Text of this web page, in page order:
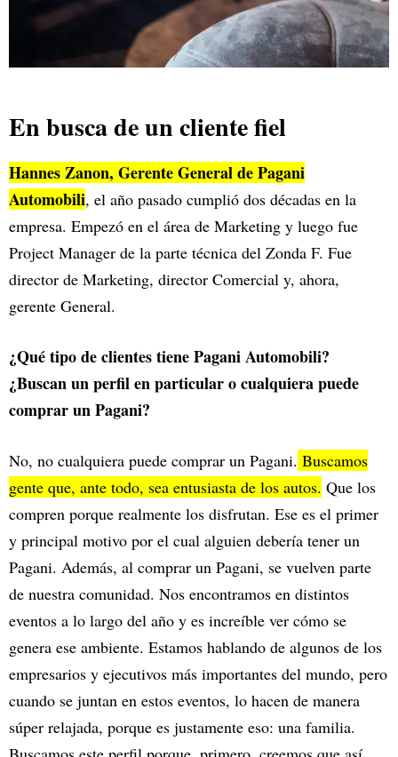
En busca de un cliente fiel
Hannes Zanon, Gerente General de Pagani
Automobili, el año pasado cumplió dos décadas en la
empresa. Empezó en el área de Marketing y luego fue
Project Manager de la parte técnica del Zonda F. Fue
director de Marketing, director Comercial y, ahora,
gerente General.
¿Qué tipo de clientes tiene Pagani Automobili?
¿Buscan un perfil en particular o cualquiera puede
comprar un Pagani?
No, no cualquiera puede comprar un Pagani. Buscamos
gente que, ante todo, sea entusiasta de los autos. Que los
compren porque realmente los disfrutan. Ese es el primer
y principal motivo por el cual alguien debería tener un
Pagani. Además, al comprar un Pagani, se vuelven parte
de nuestra comunidad. Nos encontramos en distintos
eventos a lo largo del año y es increíble ver cómo se
genera ese ambiente. Estamos hablando de algunos de los
empresarios y ejecutivos más importantes del mundo, pero
cuando se juntan en estos eventos, lo hacen de manera
súper relajada, porque es justamente eso: una familia.